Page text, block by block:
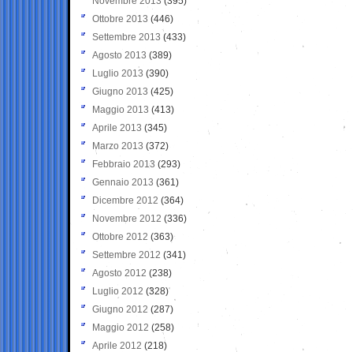
Ottobre 2013 (446)
Settembre 2013 (433)
Agosto 2013 (389)
Luglio 2013 (390)
Giugno 2013 (425)
Maggio 2013 (413)
Aprile 2013 (345)
Marzo 2013 (372)
Febbraio 2013 (293)
Gennaio 2013 (361)
Dicembre 2012 (364)
Novembre 2012 (336)
Ottobre 2012 (363)
Settembre 2012 (341)
Agosto 2012 (238)
Luglio 2012 (328)
Giugno 2012 (287)
Maggio 2012 (258)
Aprile 2012 (218)